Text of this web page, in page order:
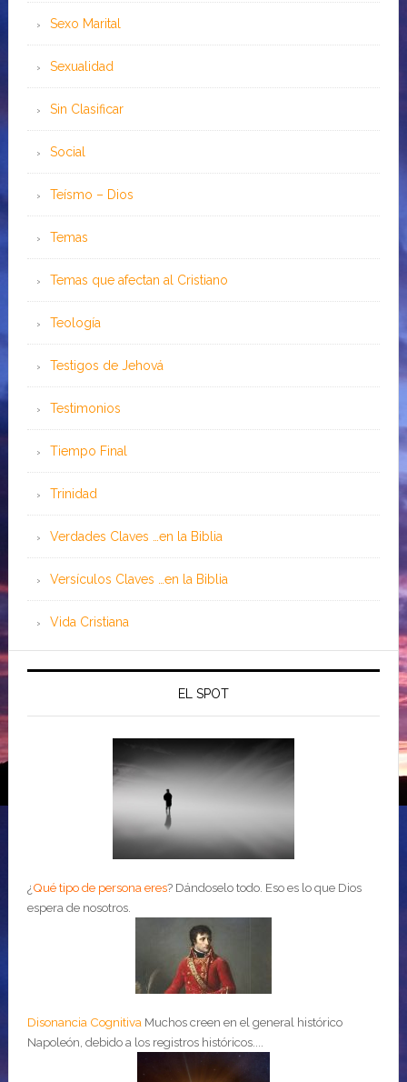
Sexo Marital
Sexualidad
Sin Clasificar
Social
Teísmo – Dios
Temas
Temas que afectan al Cristiano
Teología
Testigos de Jehová
Testimonios
Tiempo Final
Trinidad
Verdades Claves …en la Biblia
Versículos Claves …en la Biblia
Vida Cristiana
EL SPOT
¿Qué tipo de persona eres? Dándoselo todo. Eso es lo que Dios
espera de nosotros.
Disonancia Cognitiva Muchos creen en el general histórico
Napoleón, debido a los registros históricos....